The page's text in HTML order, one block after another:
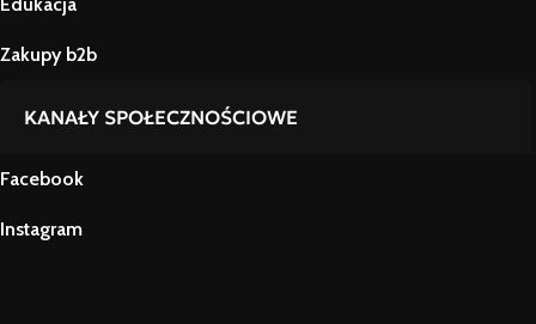
Zakupy b2b
KANAŁY SPOŁECZNOŚCIOWE
Facebook
Instagram